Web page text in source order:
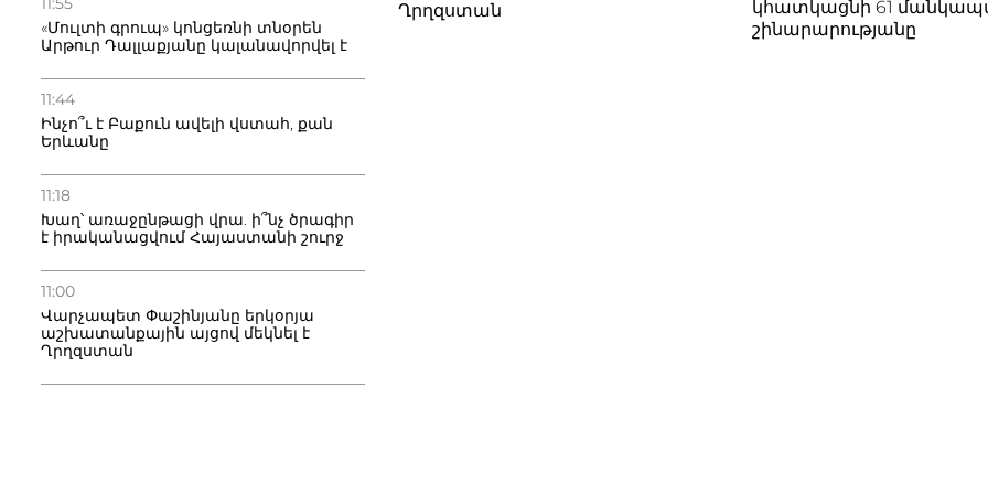
«Մուլտի գրուպ» կոնցեռնի տնօրեն
Արթուր Դալլաքյանը կալանավորվել է
11:44
Ինչո՞ւ է Բաքուն ավելի վստահ, քան
Երևանը
11:18
Խաղ՝ առաջընթացի վրա. ի՞նչ ծրագիր
է իրականացվում Հայաստանի շուրջ
11:00
Վարչապետ Փաշինյանը երկօրյա
աշխատանքային այցով մեկնել է
Ղրղզստան
Ղրղզստան
կհատկացնի 61
շինարարությանը